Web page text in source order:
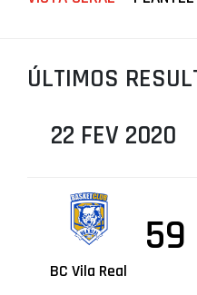
LIGA BETCLIC
LIGA BETCLIC
ÚLTIMOS
22 FEV 2020
BC Vila Real
59